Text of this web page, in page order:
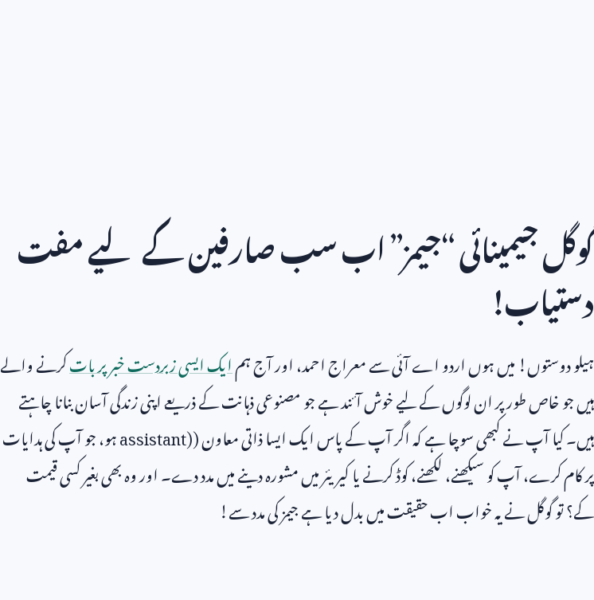
گوگل جیمینائی “جیمز” اب سب صارفین کے لیے مفت
دستیاب!
ہیلو دوستوں! میں ہوں اردو اے آئی سے معراج احمد، اور آج ہمایک ایسی زبردست خبر پر باتکرنے والے
ہیں جو خاص طور پر ان لوگوں کے لیے خوش آئند ہے جو مصنوعی ذہانت کے ذریعے اپنی زندگی آسان بنانا چاہتے
ہیں۔ کیا آپ نے کبھی سوچا ہے کہ اگر آپ کے پاس ایک ایسا ذاتی معاون (assistant)ہو، جو آپ کی ہدایات
پر کام کرے، آپ کو سیکھنے، لکھنے، کوڈ کرنے یا کیریئر میں مشورہ دینے میں مدد دے۔ اور وہ بھی بغیر کسی قیمت
کے؟ تو گوگل نے یہ خواب اب حقیقت میں بدل دیا ہے جیمز کی مدد سے!